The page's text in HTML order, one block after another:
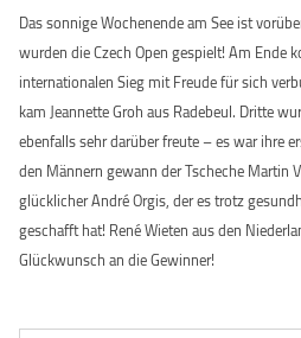
Das sonnige Wochenende am See ist
wurden die Czech Open gespielt! Am Ende
internationalen Sieg mit Freude für sich
kam Jeannette Groh aus Radebeul. Dritte
ebenfalls sehr darüber freute – es war ihre
den Männern gewann der Tscheche Martin
glücklicher André Orgis, der es trotz
geschafft hat! René Wieten aus den
Glückwunsch an die Gewinner!